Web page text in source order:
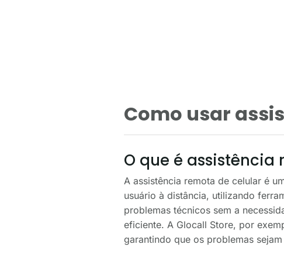
Como usar
O que é assistência
A assistência remota de celular é
usuário à distância, utilizando
problemas técnicos sem a
eficiente. A Glocall Store, por
garantindo que os problemas